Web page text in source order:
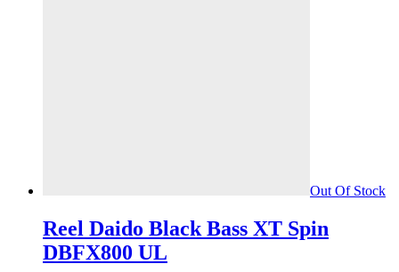
Out Of Stock
Reel Daido Black Bass XT Spin
DBFX800 UL